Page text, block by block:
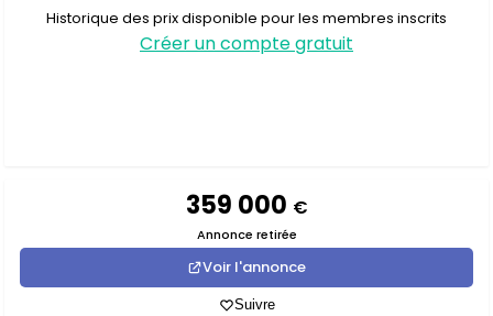
Historique des prix disponible pour les membres inscrits
Créer un compte gratuit
359 000 €
Annonce retirée
Voir l'annonce
Suivre